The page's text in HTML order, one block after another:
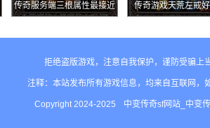
传奇服务端三根属性最接近 传奇游戏天荒左戒
拒绝盗版游戏，注意自我保护，谨防受骗上
注释：本站发布所有游戏信息，均来自互联网
Copyright 2024-2025 中变传奇sf网站_中变